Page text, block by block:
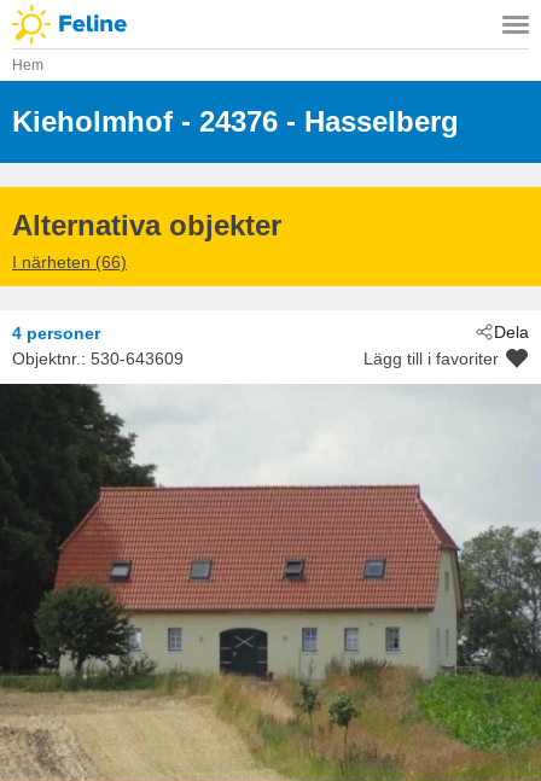
Hem
Kieholmhof - 24376 - Hasselberg
Alternativa objekter
I närheten (66)
Dela
4 personer
Objektnr.: 530-643609 Lägg till i favoriter